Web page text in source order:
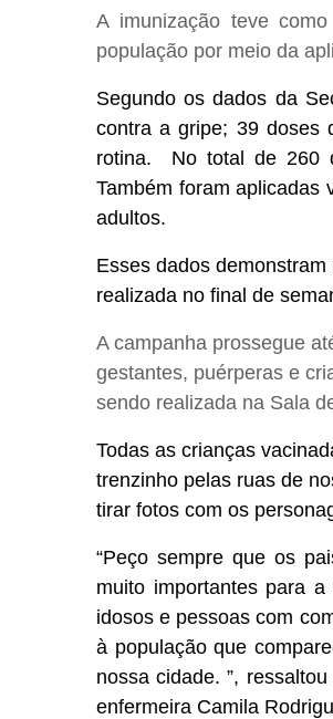
A imunização teve
população por meio da
Segundo os dados da
contra a gripe; 39 doses
rotina. No total de 260
Também foram aplicadas
adultos.
Esses dados
realizada no final de
A campanha prossegue
gestantes, puérperas e
sendo realizada na Sala
Todas as crianças
trenzinho pelas ruas de
tirar fotos com os
“Peço sempre que os
muito importantes para
idosos e pessoas com
à população que
nossa cidade. ”,
enfermeira Camila